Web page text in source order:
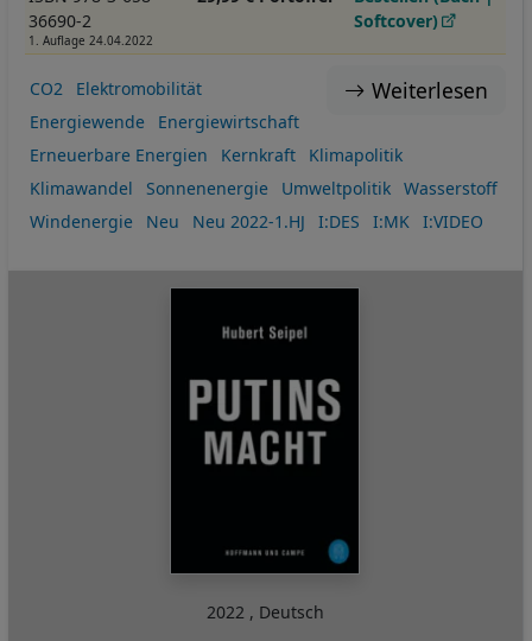
36690-2
1. Auflage 24.04.2022
Softcover)
Weiterlesen
CO2
Elektromobilität
Energiewende
Energiewirtschaft
Erneuerbare Energien
Kernkraft
Klimapolitik
Klimawandel
Sonnenenergie Umweltpolitik
Wasserstoff
Windenergie
Neu Neu 2022-1.HJ I:DES I:MK I:VIDEO
2022 , Deutsch